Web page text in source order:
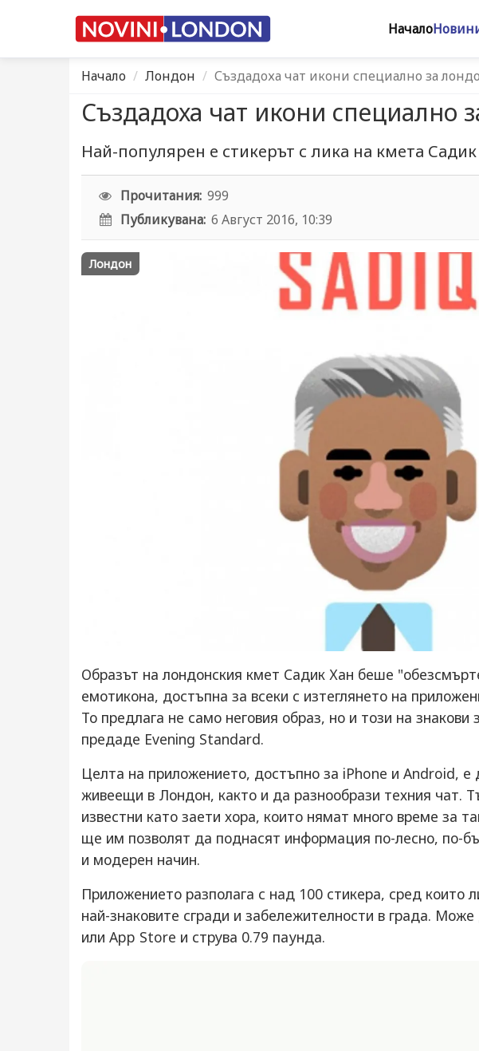
Начало
Начало Лондон Създадоха чат икони специално за
Създадоха чат икони специално
Най-популярен е стикерът с лика на кмета Садик
Прочитания: 999
Публикувана: 6 Август 2016, 10:39
Лондон
Образът на лондонския кмет Садик Хан беше
емотикона, достъпна за всеки с изтеглянето на
То предлага не само неговия образ, но и този на
предаде Evening Standard.
Целта на приложението, достъпно за iPhone и Android, е
живеещи в Лондон, както и да разнообрази техния чат.
известни като заети хора, които нямат много време за
ще им позволят да поднасят информация по-лесно, по-
и модерен начин.
Приложението разполага с над 100 стикера, сред които
най-знаковите сгради и забележителности в града.
или App Store и струва 0.79 паунда.